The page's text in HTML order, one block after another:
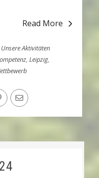
Read More
Unsere Aktivitäten
, Leipzig,